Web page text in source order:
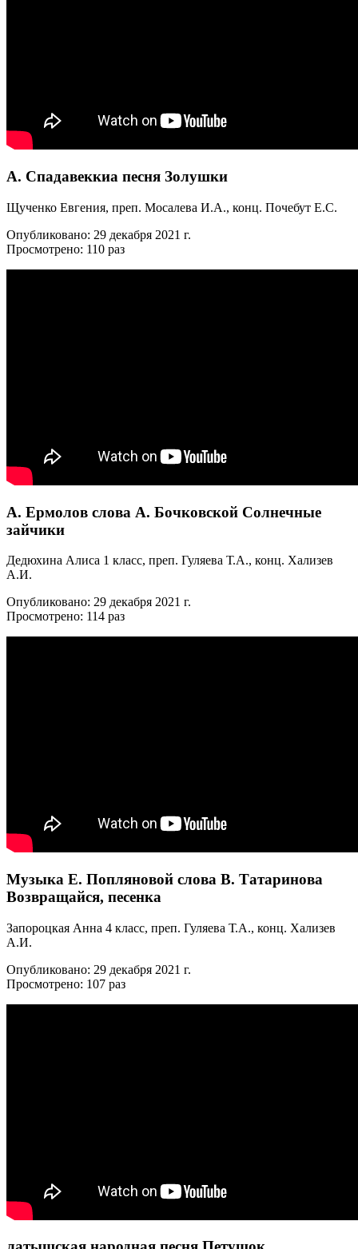
А. Спадавеккиа песня Золушки
Щученко Евгения, преп. Мосалева И.А., конц. Почебут Е.С.
Опубликовано: 29 декабря 2021 г.
Просмотрено: 110 раз
А. Ермолов слова А. Бочковской Солнечные
зайчики
Дедюхина Алиса 1 класс, преп. Гуляева Т.А., конц. Хализев
А.И.
Опубликовано: 29 декабря 2021 г.
Просмотрено: 114 раз
Музыка Е. Попляновой слова В. Татаринова
Возвращайся, песенка
Запороцкая Анна 4 класс, преп. Гуляева Т.А., конц. Хализев
А.И.
Опубликовано: 29 декабря 2021 г.
Просмотрено: 107 раз